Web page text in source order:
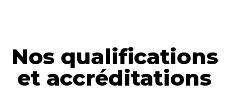
Nos qualifications
et accréditations